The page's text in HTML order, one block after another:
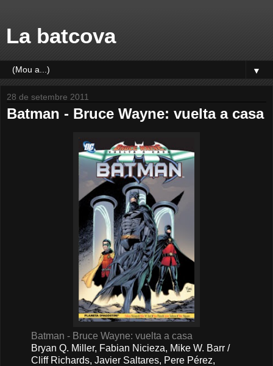
La batcova
▼
28 de setembre 2011
Batman - Bruce Wayne: vuelta a casa
Batman - Bruce Wayne: vuelta a casa
Bryan Q. Miller, Fabian Nicieza, Mike W. Barr /
Cliff Richards, Javier Saltares, Pere Pérez,